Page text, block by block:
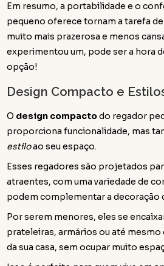
Em resumo, a portabilidade e o
pequeno oferece tornam a tarefa
muito mais prazerosa e menos
experimentou um, pode ser a hora
opção!
Design Compacto e
O design compactodo regador
proporciona funcionalidade, mas
estiloao seu espaço.
Esses regadores são projetados
atraentes, com uma variedade de
podem complementar a decoração
Por serem menores, eles se
prateleiras, armários ou até
da sua casa, sem ocupar muito